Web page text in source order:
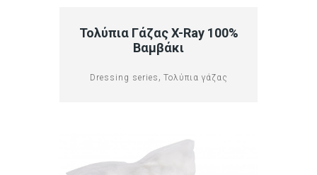
Τολύπια Γάζας X-Ray 100%
Βαμβάκι
Dressing series , Τολύπια γάζας